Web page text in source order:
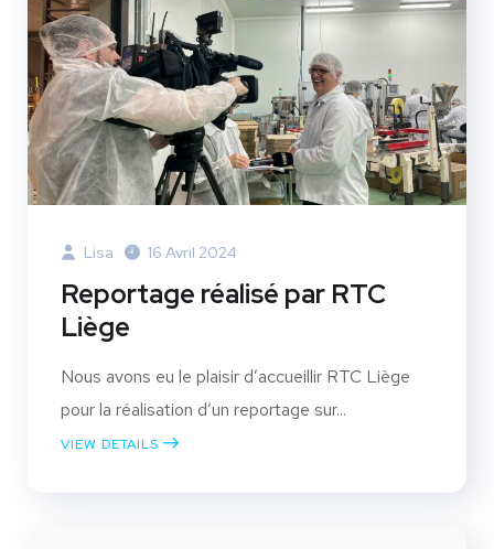
Lisa 16 Avril 2024
Reportage réalisé par RTC
Liège
Nous avons eu le plaisir d’accueillir RTC Liège
pour la réalisation d’un reportage sur...
VIEW DETAILS